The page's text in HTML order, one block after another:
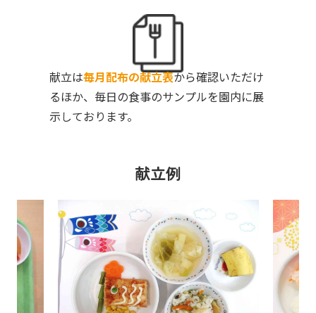
献立は毎月配布の献立表から確認いただけ
るほか、毎日の食事のサンプルを園内に展
示しております。
献立例